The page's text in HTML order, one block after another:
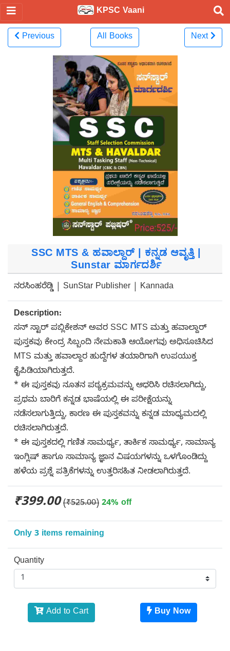
KPSC Vaani
Previous All Books Next
SSC MTS & ಹವಾಲ್ದಾರ್ | ಕನ್ನಡ ಆವೃತ್ತಿ |
Sunstar ಮಾರ್ಗದರ್ಶಿ
ನರಸಿಂಹರೆಡ್ಡಿ | SunStar Publisher | Kannada
Description:
ಸನ್ ಸ್ಟಾರ್ ಪಬ್ಲಿಕೇಶನ್ ಅವರ SSC MTS ಮತ್ತು ಹವಾಲ್ದಾರ್
ಪುಸ್ತಕವು ಕೇಂದ್ರ ಸಿಬ್ಬಂದಿ ನೇಮಕಾತಿ ಆಯೋಗವು ಅಧಿಸೂಚಿಸಿದ
MTS ಮತ್ತು ಹವಾಲ್ದಾರ ಹುದ್ದೆಗಳ ತಯಾರಿಗಾಗಿ ಉಪಯುಕ್ತ
ಕೈಪಿಡಿಯಾಗಿರುತ್ತದೆ.
* ಈ ಪುಸ್ತಕವು ನೂತನ ಪಠ್ಯಕ್ರಮವನ್ನು ಆಧರಿಸಿ ರಚಿಸಲಾಗಿದ್ದು,
ಪ್ರಥಮ ಬಾರಿಗೆ ಕನ್ನಡ ಭಾಷೆಯಲ್ಲಿ ಈ ಪರೀಕ್ಷೆಯನ್ನು
ನಡೆಸಲಾಗುತ್ತಿದ್ದು, ಕಾರಣ ಈ ಪುಸ್ತಕವನ್ನು ಕನ್ನಡ ಮಾಧ್ಯಮದಲ್ಲಿ
ರಚಿಸಲಾಗಿರುತ್ತದೆ.
* ಈ ಪುಸ್ತಕದಲ್ಲಿ ಗಣಿತ ಸಾಮರ್ಥ್ಯ, ತಾರ್ಕಿಕ ಸಾಮರ್ಥ್ಯ, ಸಾಮಾನ್ಯ
ಇಂಗ್ಲಿಷ್ ಹಾಗೂ ಸಾಮಾನ್ಯ ಜ್ಞಾನ ವಿಷಯಗಳನ್ನು ಒಳಗೊಂಡಿದ್ದು
ಹಳೆಯ ಪ್ರಶ್ನೆ ಪತ್ರಿಕೆಗಳನ್ನು ಉತ್ತರಿಸಹಿತ ನೀಡಲಾಗಿರುತ್ತದೆ.
₹399.00 (₹525.00) 24% off
Only 3 items remaining
Quantity
Add to Cart Buy Now